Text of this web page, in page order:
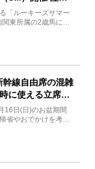
ック
「ルーキーズサマー
東所属の2歳馬によ
幹線自由席の混雑
に使える立席特
16日(日)のお盆期間
省やおでかけを考え